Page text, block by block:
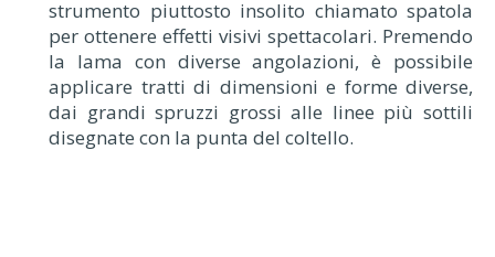
strumento piuttosto insolito chiamato spatola
per ottenere effetti visivi spettacolari. Premendo
la lama con diverse angolazioni, è possibile
applicare tratti di dimensioni e forme diverse,
dai grandi spruzzi grossi alle linee più sottili
disegnate con la punta del coltello.